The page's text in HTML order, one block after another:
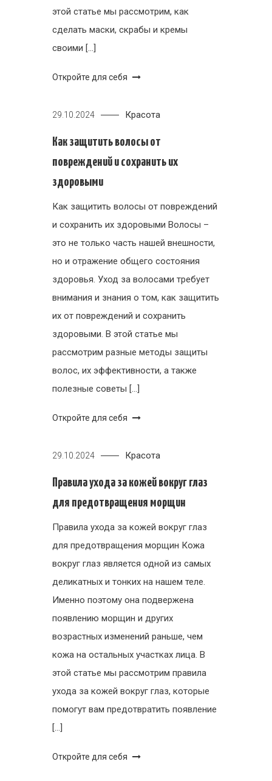
этой статье мы рассмотрим, как
сделать маски, скрабы и кремы
своими […]
Откройте для себя
29.10.2024 Красота
Как защитить волосы от
повреждений и сохранить их
здоровыми
Как защитить волосы от повреждений
и сохранить их здоровыми Волосы –
это не только часть нашей внешности,
но и отражение общего состояния
здоровья. Уход за волосами требует
внимания и знания о том, как защитить
их от повреждений и сохранить
здоровыми. В этой статье мы
рассмотрим разные методы защиты
волос, их эффективности, а также
полезные советы […]
Откройте для себя
29.10.2024 Красота
Правила ухода за кожей вокруг глаз
для предотвращения морщин
Правила ухода за кожей вокруг глаз
для предотвращения морщин Кожа
вокруг глаз является одной из самых
деликатных и тонких на нашем теле.
Именно поэтому она подвержена
появлению морщин и других
возрастных изменений раньше, чем
кожа на остальных участках лица. В
этой статье мы рассмотрим правила
ухода за кожей вокруг глаз, которые
помогут вам предотвратить появление
[…]
Откройте для себя